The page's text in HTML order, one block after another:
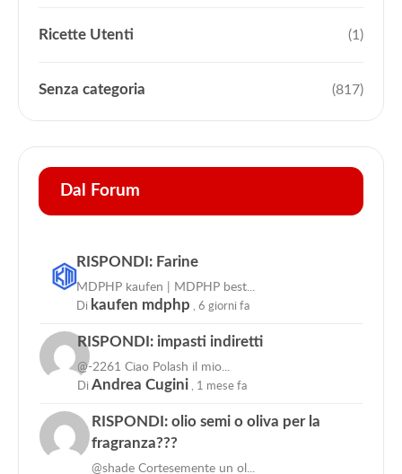
Ricette Utenti (1)
Senza categoria (817)
Dal Forum
RISPONDI: Farine
MDPHP kaufen | MDPHP best...
Di kaufen mdphp , 6 giorni fa
RISPONDI: impasti indiretti
@-2261 Ciao Polash il mio...
DiAndrea Cugini , 1 mese fa
RISPONDI: olio semi o oliva per la
fragranza???
@shade Cortesemente un ol...